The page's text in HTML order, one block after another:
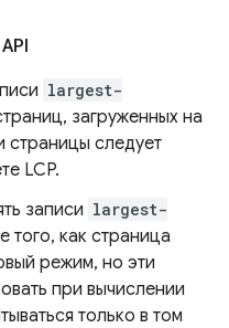
largest-
загруженных на
страницы следует
LCP.
записи largest-
того, как страница
режим, но эти
при вычислении
только в том